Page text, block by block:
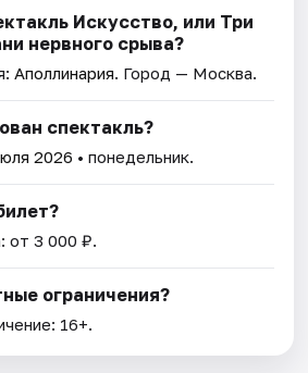
Искусство, или Три
нервного срыва?
Аполлинария. Город — Москва.
спектакль?
2026 • понедельник.
от 3 000 ₽.
ограничения?
16+.